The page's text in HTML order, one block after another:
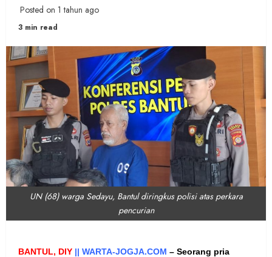
Posted on 1 tahun ago
3 min read
UN (68) warga Sedayu, Bantul diringkus polisi atas perkara
pencurian
BANTUL, DIY || WARTA-JOGJA.COM – Seorang pria